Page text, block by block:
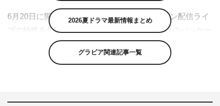
6月20日に開催されたこのライブは、オンライン配信ライ
ブの特性を生かした演出が評判となり、ファンのパッケー
ジ化を希望する声に応えるかたちでブルーレイ化が決定し
た。初回限定特典には、本編のライブCDが封入されるほ
2026夏ドラマ最新情報まとめ
グラビア関連記事一覧